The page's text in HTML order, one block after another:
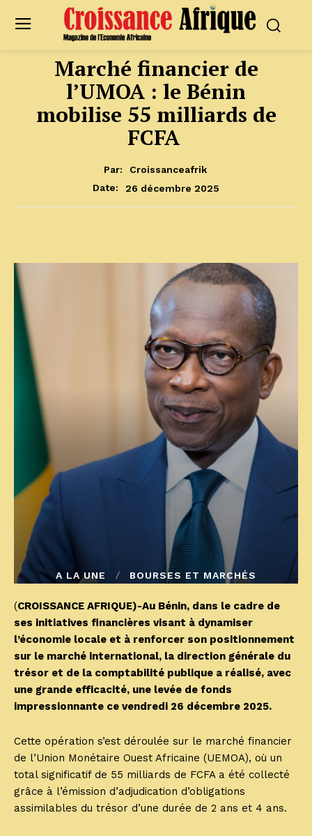
Marché financier de
l’UMOA : le Bénin
mobilise 55 milliards de
FCFA
Par:
Croissanceafrik
Date:
26 décembre 2025
A LA UNE BOURSES ET MARCHÉS
(CROISSANCE AFRIQUE)-Au Bénin, dans le cadre de
ses initiatives financières visant à dynamiser
l’économie locale et à renforcer son positionnement
sur le marché international, la direction générale du
trésor et de la comptabilité publique a réalisé, avec
une grande efficacité, une levée de fonds
impressionnante ce vendredi 26 décembre 2025.
Cette opération s’est déroulée sur le marché financier
de l’Union Monétaire Ouest Africaine (UEMOA), où un
total significatif de 55 milliards de FCFA a été collecté
grâce à l’émission d’adjudication d’obligations
assimilables du trésor d’une durée de 2 ans et 4 ans.